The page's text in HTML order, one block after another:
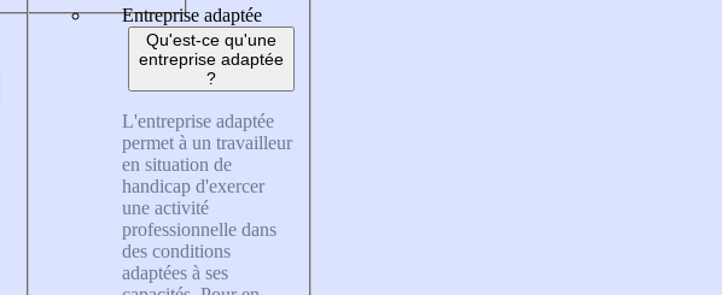
Entreprise adaptée
Qu'est-ce qu'une
entreprise adaptée
?
L'entreprise adaptée
permet à un travailleur
en situation de
handicap d'exercer
une activité
professionnelle dans
des conditions
adaptées à ses